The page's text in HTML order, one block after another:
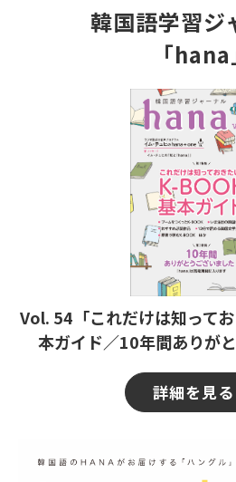
韓国語学習ジ
「hana
Vol. 54「これだけは知って
本ガイド／10年間ありが
詳細を見る